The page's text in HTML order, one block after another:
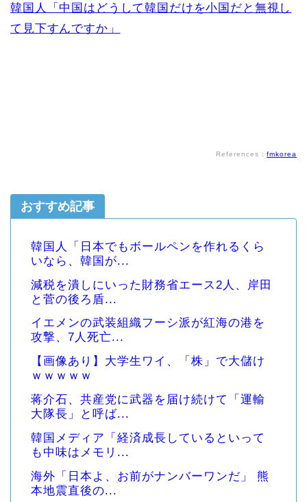
韓国人「中国はどうして韓国だけを小国だと無視し
て見下すんですか」
References： fmkorea
おすすめ記事
韓国人「日本でもボールペンを作れるくら
いなら、韓国が...
減税を潰しにいった財務省エース2人、岸田
と菅の後ろ盾...
イエメンの武装組織フーシ派が紅海の港を
攻撃、7人死亡...
【画像あり】大学生ワイ、「株」で大儲け
ｗｗｗｗｗ
蒋介石、共産党に武器を届け続けて「運輸
大隊長」と呼ば...
韓国メディア「経済成長しているといって
も中味はメモリ...
海外「日本よ、お前がナンバーワンだ」 熊
本地震直後の...